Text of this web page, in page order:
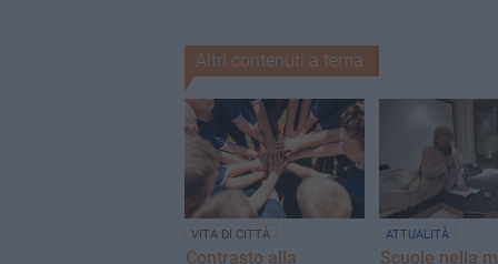
Altri contenuti a tema
VITA DI CITTÀ
Contrasto alla
ATTUALITÀ
Scuole nella